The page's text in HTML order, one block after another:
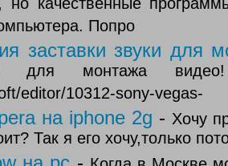
но качественные
Попро
заставки звуки для
для монтажа
editor/10312-sony-vegas-
на iphone 2g - Хочу
Так я его хочу,только